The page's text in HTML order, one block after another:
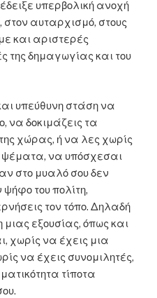
υπερβολική ανοχή
αυταρχισμό, στους
και αριστερές
της δημαγωγίας και του
υπεύθυνη στάση να
να δοκιμάζεις τα
χώρας, ή να λες χωρίς
να υπόσχεσαι
στο μυαλό σου δεν
του πολίτη,
τον τόπο. Δηλαδή
εξουσίας, όπως και
χωρίς να έχεις μια
να έχεις συνομιλητές,
τίποτα